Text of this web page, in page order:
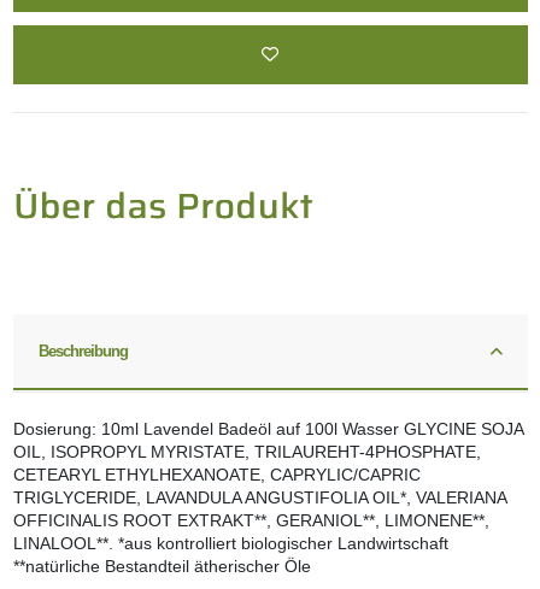
Beschreibung
Dosierung: 10ml Lavendel Badeöl auf 100l Wasser GLYCINE SOJA
OIL, ISOPROPYL MYRISTATE, TRILAUREHT-4PHOSPHATE,
CETEARYL ETHYLHEXANOATE, CAPRYLIC/CAPRIC
TRIGLYCERIDE, LAVANDULA ANGUSTIFOLIA OIL*, VALERIANA
OFFICINALIS ROOT EXTRAKT**, GERANIOL**, LIMONENE**,
LINALOOL**. *aus kontrolliert biologischer Landwirtschaft
**natürliche Bestandteil ätherischer Öle